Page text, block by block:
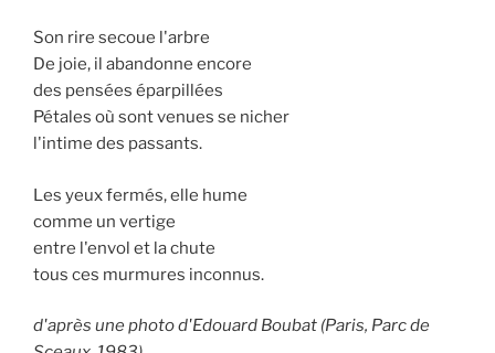
Son rire secoue l'arbre
De joie, il abandonne encore
des pensées éparpillées
Pétales où sont venues se nicher
l'intime des passants.
Les yeux fermés, elle hume
comme un vertige
entre l'envol et la chute
tous ces murmures inconnus.
d'après une photo d'Edouard Boubat (Paris, Parc de